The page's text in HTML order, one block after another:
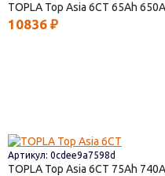
TOPLA Top Asia 6СТ 65 650
10836 ₽
Артикул: 0cdee9a7598d
TOPLA Top Asia 6СТ 75 740